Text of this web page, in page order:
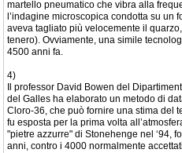
martello pneumatico che vibra alla
l’indagine microscopica condotta su un
aveva tagliato più velocemente il
tenero). Ovviamente, una simile
4500 anni fa.
4)
Il professor David Bowen del
del Galles ha elaborato un metodo di
Cloro-36, che può fornire una stima del
fu esposta per la prima volta
"pietre azzurre" di Stonehenge nel ‘94,
anni, contro i 4000 normalmente